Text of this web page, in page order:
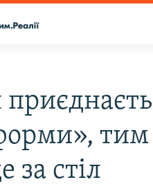
тим
за стіл